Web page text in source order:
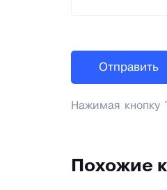
Нажимая кнопку
Похожие